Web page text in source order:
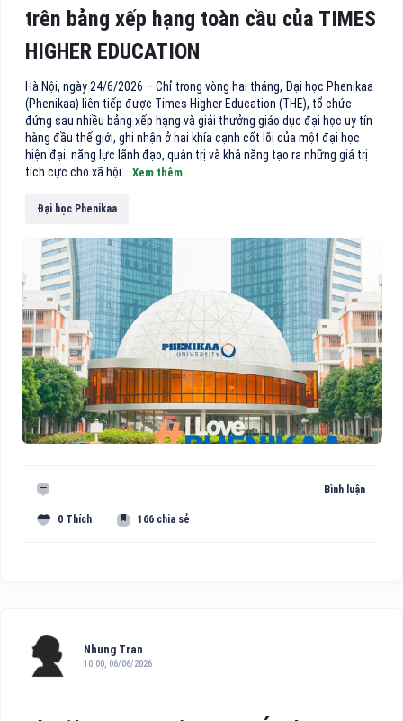
trên bảng xếp hạng toàn cầu của TIMES
HIGHER EDUCATION
Hà Nội, ngày 24/6/2026 – Chỉ trong vòng hai tháng, Đại học Phenikaa
(Phenikaa) liên tiếp được Times Higher Education (THE), tổ chức
đứng sau nhiều bảng xếp hạng và giải thưởng giáo dục đại học uy tín
hàng đầu thế giới, ghi nhận ở hai khía cạnh cốt lõi của một đại học
hiện đại: năng lực lãnh đạo, quản trị và khả năng tạo ra những giá trị
tích cực cho xã hội... Xem thêm
Đại học Phenikaa
Bình luận
0 Thích 166 chia sẻ
Nhung Tran
10:00, 06/06/2026